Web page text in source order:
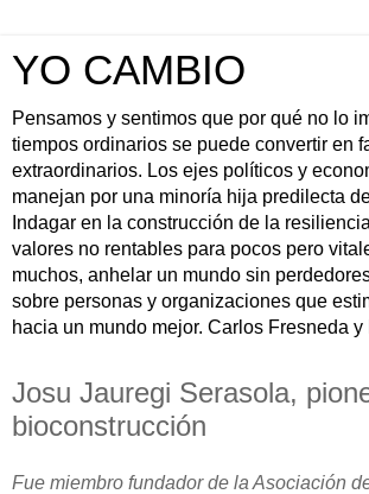
YO CAMBIO
Pensamos y sentimos que por qué no lo
tiempos ordinarios se puede convertir en
extraordinarios. Los ejes políticos y
manejan por una minoría hija predilecta
Indagar en la construcción de la
valores no rentables para pocos pero
muchos, anhelar un mundo sin
sobre personas y organizaciones que
hacia un mundo mejor. Carlos Fresneda
Josu Jauregi Serasola,
bioconstrucción
Fue miembro fundador de la Asociación